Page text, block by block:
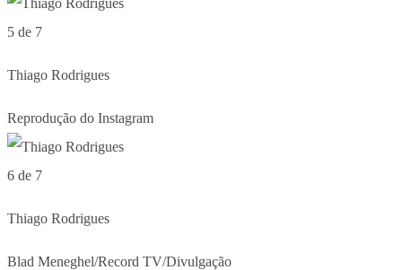
5 de 7
Thiago Rodrigues
Reprodução do Instagram
6 de 7
Thiago Rodrigues
Blad Meneghel/Record TV/Divulgação